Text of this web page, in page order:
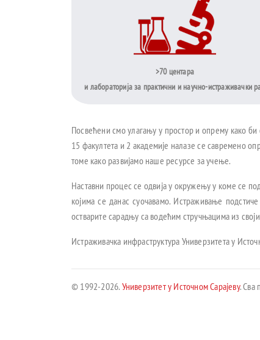
>70 центара
и лабораторија за практични и научно-истраживачки
Посвећени смо улагању у простор и опрему како
15 факултета и 2 академије налазе се савремено
томе како развијамо наше ресурсе за учење.
Наставни процес се одвија у окружењу у коме се
којима се данас суочавамо. Истраживање
остварите сарадњу са водећим стручњацима из
Истраживачка инфраструктура Универзитета у
© 1992-2026. Универзитет у Источном Сарајеву. Сва